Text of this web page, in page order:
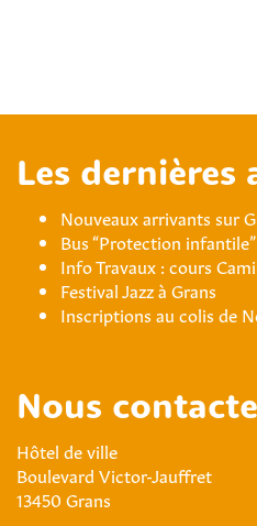
Les dernières
Nouveaux arrivants sur
Bus “Protection
Info Travaux : cours
Festival Jazz à Grans
Inscriptions au colis de
Nous
Hôtel de ville
Boulevard Victor-Jauffret
13450 Grans